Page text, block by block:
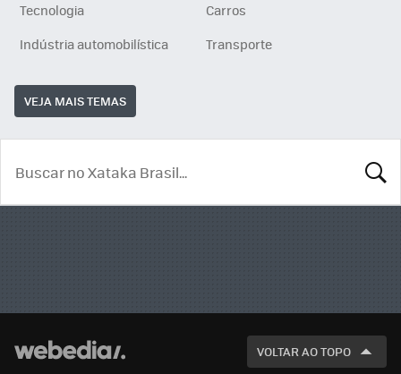
Tecnologia
Carros
Indústria automobilística
Transporte
VEJA MAIS TEMAS
VOLTAR AO TOPO